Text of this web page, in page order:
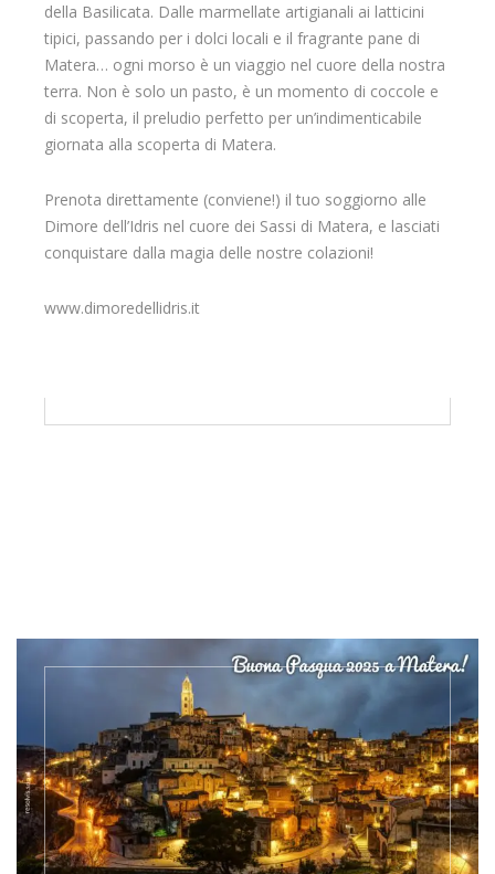
della Basilicata. Dalle marmellate artigianali ai latticini
tipici, passando per i dolci locali e il fragrante pane di
Matera… ogni morso è un viaggio nel cuore della nostra
terra. Non è solo un pasto, è un momento di coccole e
di scoperta, il preludio perfetto per un’indimenticabile
giornata alla scoperta di Matera.
Prenota direttamente (conviene!) il tuo soggiorno alle
Dimore dell’Idris nel cuore dei Sassi di Matera, e lasciati
conquistare dalla magia delle nostre colazioni!
www.dimoredellidris.it